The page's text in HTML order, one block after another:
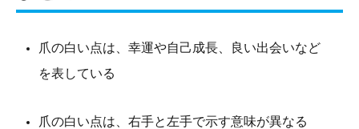
爪の白い点は、幸運や自己成長、良い出会いなど
を表している
爪の白い点は、右手と左手で示す意味が異なる